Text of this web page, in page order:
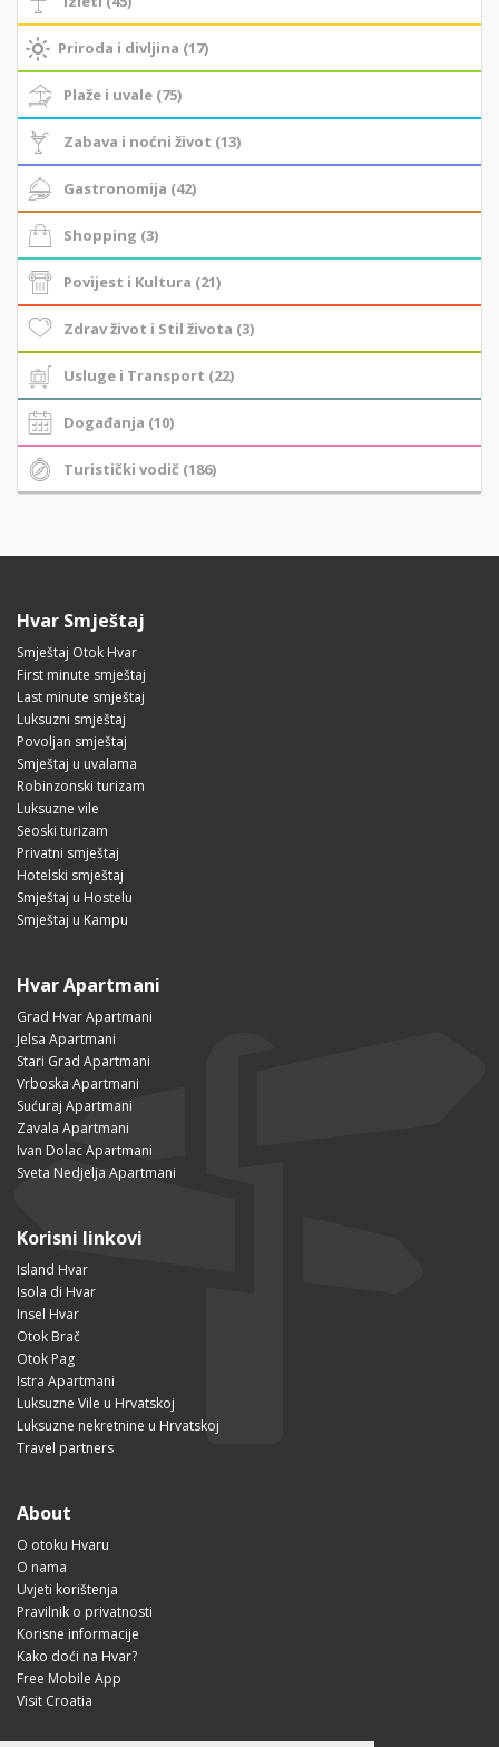
Priroda i divljina (17)
Plaže i uvale (75)
Zabava i noćni život (13)
Gastronomija (42)
Shopping (3)
Povijest i Kultura (21)
Zdrav život i Stil života (3)
Usluge i Transport (22)
Događanja (10)
Turistički vodič (186)
Hvar Smještaj
Smještaj Otok Hvar
First minute smještaj
Last minute smještaj
Luksuzni smještaj
Povoljan smještaj
Smještaj u uvalama
Robinzonski turizam
Luksuzne vile
Seoski turizam
Privatni smještaj
Hotelski smještaj
Smještaj u Hostelu
Smještaj u Kampu
Hvar Apartmani
Grad Hvar Apartmani
Jelsa Apartmani
Stari Grad Apartmani
Vrboska Apartmani
Sućuraj Apartmani
Zavala Apartmani
Ivan Dolac Apartmani
Sveta Nedjelja Apartmani
Korisni linkovi
Island Hvar
Isola di Hvar
Insel Hvar
Otok Brač
Otok Pag
Istra Apartmani
Luksuzne Vile u Hrvatskoj
Luksuzne nekretnine u Hrvatskoj
Travel partners
About
O otoku Hvaru
O nama
Uvjeti korištenja
Pravilnik o privatnosti
Korisne informacije
Kako doći na Hvar?
Free Mobile App
Visit Croatia